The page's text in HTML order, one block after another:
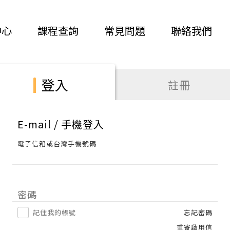
課程查詢 常見問題 聯絡我們
登入 註冊
E-mail / 手機登入
電子信箱或台灣手機號碼
密碼
記住我的帳號
忘記密碼
重寄啟用信